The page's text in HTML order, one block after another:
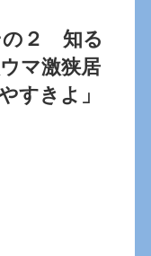
の２ 知る
マ激狭居
きよ」